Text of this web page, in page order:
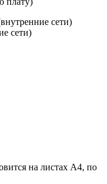
сети)
сети)
на листах А4, по